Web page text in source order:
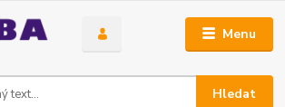
Menu
Hledat